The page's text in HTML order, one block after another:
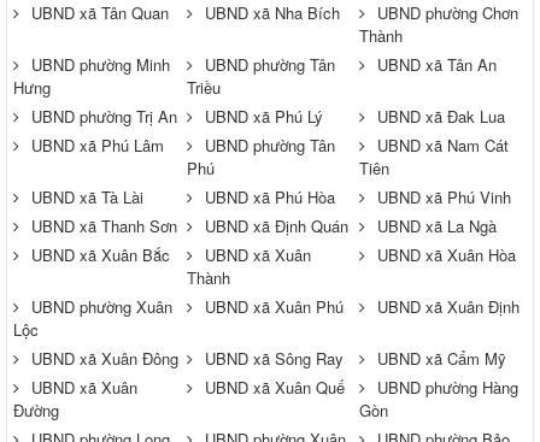
UBND xã Tân Quan UBND xã Nha Bích
UBND phường Chơn
Thành
UBND phường Minh
Hưng
UBND phường Tân
Triều
UBND xã Tân An
UBND phường Trị An UBND xã Phú Lý
UBND xã Đak Lua
UBND xã Phú Lâm
UBND phường Tân
Phú
UBND xã Nam Cát
Tiên
UBND xã Tà Lài
UBND xã Phú Hòa
UBND xã Phú Vinh
UBND xã Thanh Sơn
UBND xã Định Quán
UBND xã La Ngà
UBND xã Xuân Bắc
UBND xã Xuân
Thành
UBND xã Xuân Hòa
UBND phường Xuân
Lộc
UBND xã Xuân Phú UBND xã Xuân Định
UBND xã Xuân Đông UBND xã Sông Ray
UBND xã Cẩm Mỹ
UBND xã Xuân
Đường
UBND xã Xuân Quế
UBND phường Hàng
Gòn